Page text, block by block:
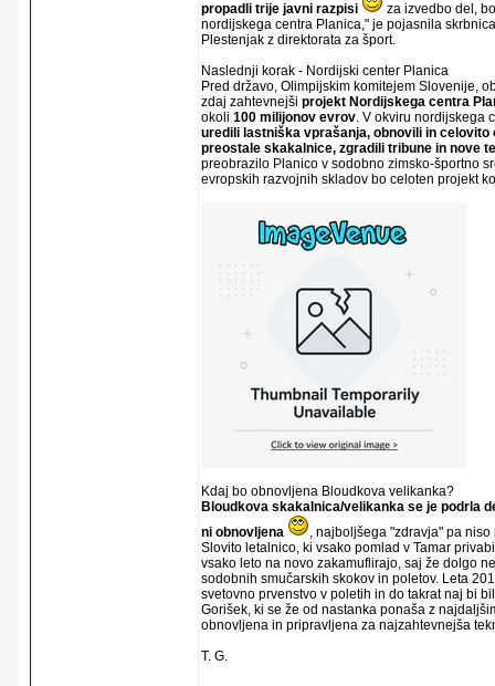
propadli trije javni razpisi
za izvedbo del,
nordijskega centra Planica," je pojasnila
Plestenjak z direktorata za šport.
Naslednji korak - Nordijski center Planica
Pred državo, Olimpijskim komitejem Slovenije,
zdaj zahtevnejši projekt Nordijskega centra
okoli 100 milijonov evrov. V okviru nordijskega
uredili lastniška vprašanja, obnovili in celovito
preostale skakalnice, zgradili tribune in nove
preobrazilo Planico v sodobno zimsko-športno
evropskih razvojnih skladov bo celoten projekt
Kdaj bo obnovljena Bloudkova velikanka?
Bloudkova skakalnica/velikanka se je podrla
ni obnovljena
, najboljšega "zdravja" pa
Slovito letalnico, ki vsako pomlad v Tamar
vsako leto na novo zakamuflirajo, saj že dolgo
sodobnih smučarskih skokov in poletov. Leta
svetovno prvenstvo v poletih in do takrat naj bi
Gorišek, ki se že od nastanka ponaša z
obnovljena in pripravljena za najzahtevnejša
T. G.